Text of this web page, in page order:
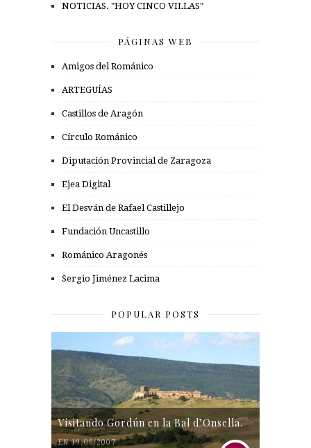
NOTICIAS. "HOY CINCO VILLAS"
PÁGINAS WEB
Amigos del Románico
ARTEGUÍAS
Castillos de Aragón
Círculo Románico
Diputación Provincial de Zaragoza
Ejea Digital
El Desván de Rafael Castillejo
Fundación Uncastillo
Románico Aragonés
Sergio Jiménez Lacima
POPULAR POSTS
Visitando Gordún en la Bal d’Onsella.
EN 19/06/2007